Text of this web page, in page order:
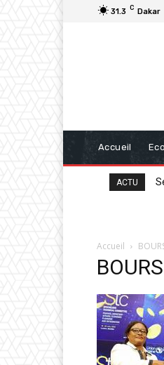
31.3 C Dakar
Accueil
ACTU
Accueil